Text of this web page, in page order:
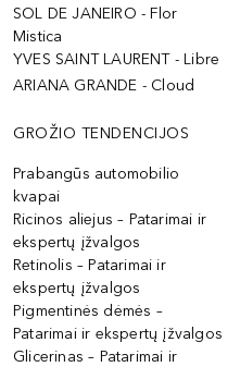
SOL DE JANEIRO - Flor
Mistica
YVES SAINT LAURENT - Libre
ARIANA GRANDE - Cloud
GROŽIO TENDENCIJOS
Prabangūs automobilio
kvapai
Ricinos aliejus – Patarimai ir
ekspertų įžvalgos
Retinolis – Patarimai ir
ekspertų įžvalgos
Pigmentinės dėmės –
Patarimai ir ekspertų įžvalgos
Glicerinas – Patarimai ir